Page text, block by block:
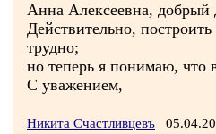
Анна Алексеевна, добрый
Действительно, построить
трудно;
но теперь я понимаю, что
С уважением,
Никита Счастливцевъ